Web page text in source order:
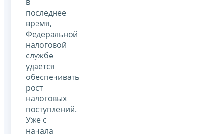
последнее
время,
Федеральной
налоговой
службе
удается
обеспечивать
рост
налоговых
поступлений.
Уже с
начала